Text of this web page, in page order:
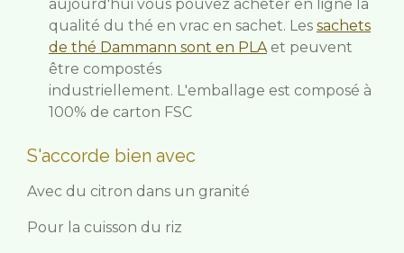
aujourd'hui vous pouvez acheter en ligne la
qualité du thé en vrac en sachet. Les sachets
de thé Dammann sont en PLA et peuvent
être compostés
industriellement. L'emballage est composé à
100% de carton FSC
S'accorde bien avec
Avec du citron dans un granité
Pour la cuisson du riz